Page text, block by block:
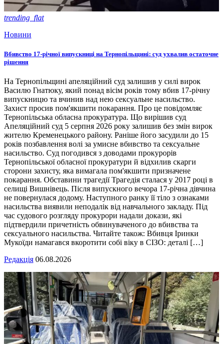
trending_flat
Новини
Вбивство 17-річної випускниці на Тернопільщині: суд ухвалив остаточне
рішення
На Тернопільщині апеляційний суд залишив у силі вирок
Василю Гнатюку, який понад вісім років тому вбив 17-річну
випускницю та вчинив над нею сексуальне насильство.
Захист просив пом'якшити покарання. Про це повідомляє
Тернопільська обласна прокуратура. Що вирішив суд
Апеляційний суд 5 серпня 2026 року залишив без змін вирок
жителю Кременецького району. Раніше його засудили до 15
років позбавлення волі за умисне вбивство та сексуальне
насильство. Суд погодився з доводами прокурорів
Тернопільської обласної прокуратури й відхилив скарги
сторони захисту, яка вимагала пом'якшити призначене
покарання. Обставини трагедії Трагедія сталася у 2017 році в
селищі Вишнівець. Після випускного вечора 17-річна дівчина
не повернулася додому. Наступного ранку її тіло з ознаками
насильства виявили неподалік від навчального закладу. Під
час судового розгляду прокурори надали докази, які
підтвердили причетність обвинуваченого до вбивства та
сексуального насильства. Читайте також: Вбивця Іринки
Мукоїди намагався вкоротити собі віку в СІЗО: деталі […]
Редакція 06.08.2026